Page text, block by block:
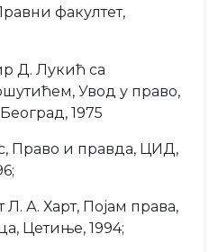
факултет,
Д. Лукић са
Увод у право,
1975
Право и правда, ЦИД,
А. Харт, Појам права,
Цетиње, 1994;